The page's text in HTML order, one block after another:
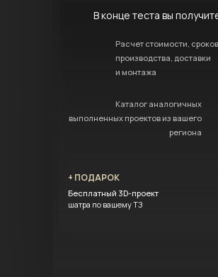
В конце теста вы
Расчет стоимости, сроков
производства, доставки
и монтажа
Каталог аналогичных
выполненных проектов из вашего
региона
+ ПОДАРОК
Бесплатный 3D-проект
шатра по вашему ТЗ